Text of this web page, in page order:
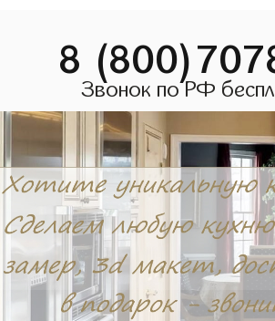
8
Звонок по РФ